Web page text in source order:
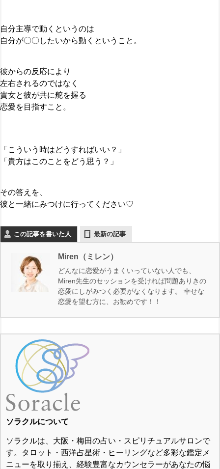
自分主導で動くというのは
自分が〇〇したいから動くということ。
彼からの反応により
左右されるのではなく
貴女と彼が共に舵を握る
恋愛を目指すこと。
「こういう時はどうすればいい？」
「貴方はこのことをどう思う？」
その答えを、
彼と一緒にみつけに行ってください♡
この記事を書いた人 最新の記事
Miren（ミレン）
どんなに恋愛がうまくいっていない人でも、
Miren先生のセッションを受ければ問題ありきの
恋愛にしがみつく必要がなくなります。 幸せな
恋愛を望む方に、お勧めです！！
ソラクルについて
ソラクルは、大阪・梅田の占い・スピリチュアルサロンで
す。タロット・西洋占星術・ヒーリングなど多彩な鑑定メ
ニューを取り揃え、経験豊富なカウンセラーがあなたの悩